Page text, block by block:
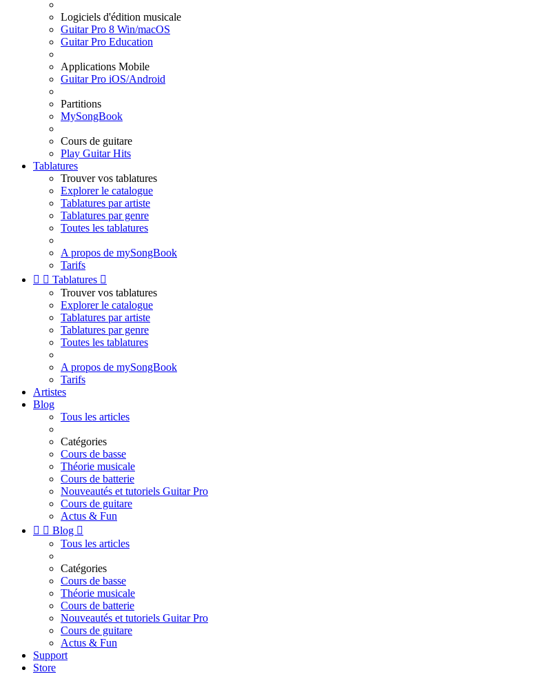
Logiciels d'édition musicale
Guitar Pro 8 Win/macOS
Guitar Pro Education
Applications Mobile
Guitar Pro iOS/Android
Partitions
MySongBook
Cours de guitare
Play Guitar Hits
Tablatures
Trouver vos tablatures
Explorer le catalogue
Tablatures par artiste
Tablatures par genre
Toutes les tablatures
A propos de mySongBook
Tarifs
  Tablatures 
Trouver vos tablatures
Explorer le catalogue
Tablatures par artiste
Tablatures par genre
Toutes les tablatures
A propos de mySongBook
Tarifs
Artistes
Blog
Tous les articles
Catégories
Cours de basse
Théorie musicale
Cours de batterie
Nouveautés et tutoriels Guitar Pro
Cours de guitare
Actus & Fun
  Blog 
Tous les articles
Catégories
Cours de basse
Théorie musicale
Cours de batterie
Nouveautés et tutoriels Guitar Pro
Cours de guitare
Actus & Fun
Support
Store